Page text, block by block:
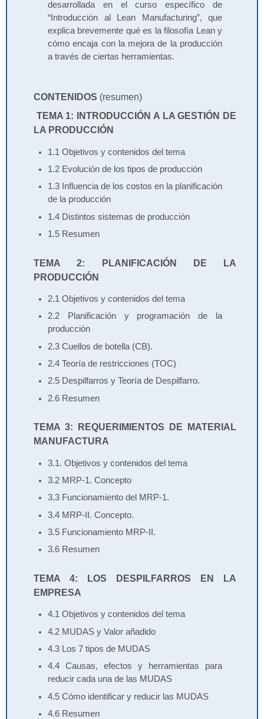
desarrollada en el curso específico de
“Introducción al Lean Manufacturing”, que
explica brevemente qué es la filosofía Lean y
cómo encaja con la mejora de la producción
a través de ciertas herramientas.
CONTENIDOS (resumen)
TEMA 1: INTRODUCCIÓN A LA GESTIÓN DE
LA PRODUCCIÓN
1.1 Objetivos y contenidos del tema
1.2 Evolución de los tipos de producción
1.3 Influencia de los costos en la planificación
de la producción
1.4 Distintos sistemas de producción
1.5 Resumen
TEMA 2: PLANIFICACIÓN DE LA
PRODUCCIÓN
2.1 Objetivos y contenidos del tema
2.2 Planificación y programación de la
producción
2.3 Cuellos de botella (CB).
2.4 Teoría de restricciones (TOC)
2.5 Despilfarros y Teoría de Despilfarro.
2.6 Resumen
TEMA 3: REQUERIMIENTOS DE MATERIAL
MANUFACTURA
3.1. Objetivos y contenidos del tema
3.2 MRP-1. Concepto
3.3 Funcionamiento del MRP-1.
3.4 MRP-II. Concepto.
3.5 Funcionamiento MRP-II.
3.6 Resumen
TEMA 4: LOS DESPILFARROS EN LA
EMPRESA
4.1 Objetivos y contenidos del tema
4.2 MUDAS y Valor añadido
4.3 Los 7 tipos de MUDAS
4.4 Causas, efectos y herramientas para
reducir cada una de las MUDAS
4.5 Cómo identificar y reducir las MUDAS
4.6 Resumen